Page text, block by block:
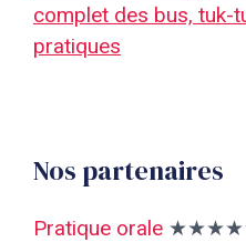
complet des bus, tuk-
pratiques
Nos partenaires
Pratique orale